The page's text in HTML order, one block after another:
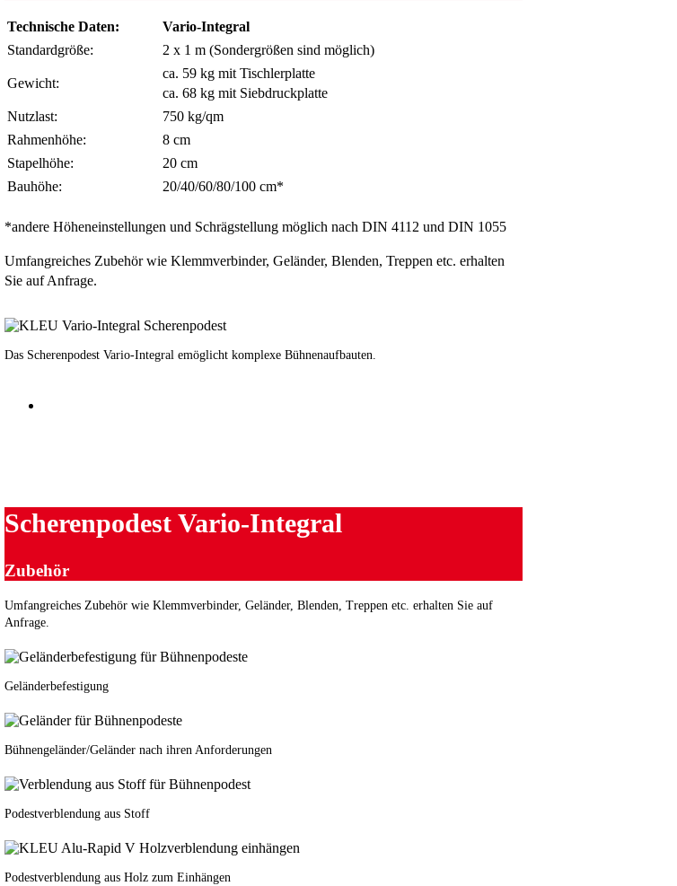
Technische Daten:
Vario-Integral
Standardgröße:
2 x 1 m (Sondergrößen sind möglich)
Gewicht:
ca. 59 kg mit Tischlerplatte
ca. 68 kg mit Siebdruckplatte
Nutzlast:
750 kg/qm
Rahmenhöhe:
8 cm
Stapelhöhe:
20 cm
Bauhöhe:
20/40/60/80/100 cm*
*andere Höheneinstellungen und Schrägstellung möglich nach DIN 4112 und DIN 1055
Umfangreiches Zubehör wie Klemmverbinder, Geländer, Blenden, Treppen etc. erhalten
Sie auf Anfrage.
Das Scherenpodest Vario-Integral emöglicht komplexe Bühnenaufbauten.
Scherenpodest Vario-Integral
Zubehör
Umfangreiches Zubehör wie Klemmverbinder, Geländer, Blenden, Treppen etc. erhalten Sie auf
Anfrage.
Geländerbefestigung
Bühnengeländer/Geländer nach ihren Anforderungen
Podestverblendung aus Stoff
Podestverblendung aus Holz zum Einhängen